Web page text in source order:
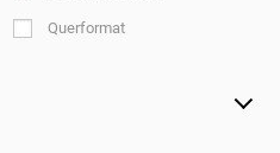
Querformat